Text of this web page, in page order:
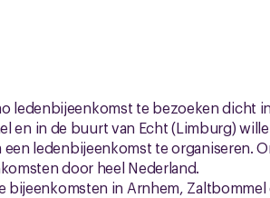
ledenbijeenkomst te bezoeken dicht
en in de buurt van Echt (Limburg)
ledenbijeenkomst te organiseren.
door heel Nederland.
in Arnhem, Zaltbommel